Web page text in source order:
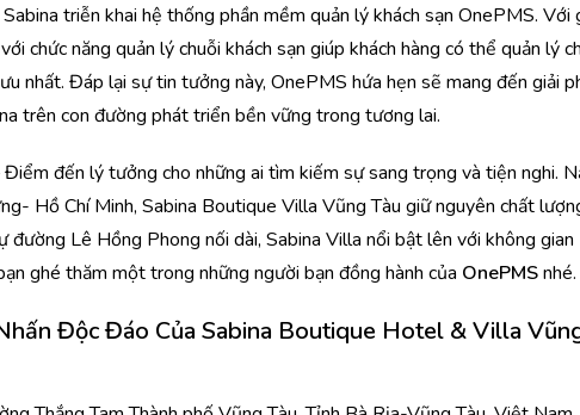
triễn khai hệ thống phần mềm quản lý khách sạn OnePMS. Với
chức năng quản lý chuỗi khách sạn giúp khách hàng có thể quản lý
nhất. Đáp lại sự tin tưởng này, OnePMS hứa hẹn sẽ mang đến giải
trên con đường phát triển bền vững trong tương lai.
Điểm đến lý tưởng cho những ai tìm kiếm sự sang trọng và tiện nghi.
Hồ Chí Minh, Sabina Boutique Villa Vũng Tàu giữ nguyên chất
Lê Hồng Phong nối dài, Sabina Villa nổi bật lên với không gian
ghé thăm một trong những người bạn đồng hành của OnePMSnhé.
Độc Đáo Của Sabina Boutique Hotel & Villa